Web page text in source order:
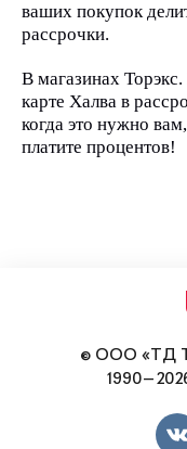
ваших покупок
рассрочки.
В магазинах
карте Халва в
когда это нужно
платите процентов!
© ООО «ТД